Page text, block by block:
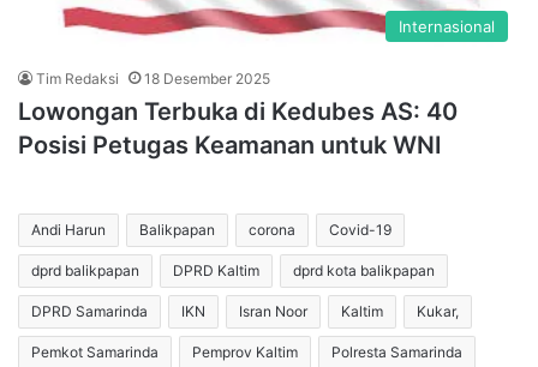
Internasional
Tim Redaksi 18 Desember 2025
Lowongan Terbuka di Kedubes AS: 40
Posisi Petugas Keamanan untuk WNI
Andi Harun Balikpapan corona Covid-19
dprd balikpapan DPRD Kaltim dprd kota balikpapan
DPRD Samarinda IKN Isran Noor Kaltim Kukar,
Pemkot Samarinda Pemprov Kaltim Polresta Samarinda